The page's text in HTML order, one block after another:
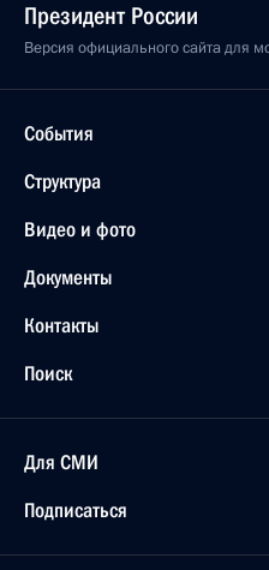
Президент России
Версия официального сайта для
События
Структура
Видео и фото
Документы
Контакты
Поиск
Для СМИ
Подписаться